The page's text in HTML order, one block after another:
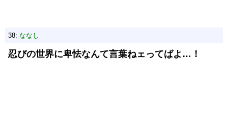
38: ななし
忍びの世界に卑怯なんて言葉ねェってばよ…！